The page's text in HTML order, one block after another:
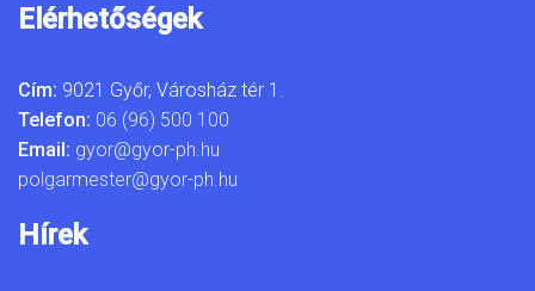
Elérhetőségek
Cím: 9021 Győr, Városház tér 1.
Telefon: 06 (96) 500 100
Email: gyor@gyor-ph.hu
polgarmester@gyor-ph.hu
Hírek